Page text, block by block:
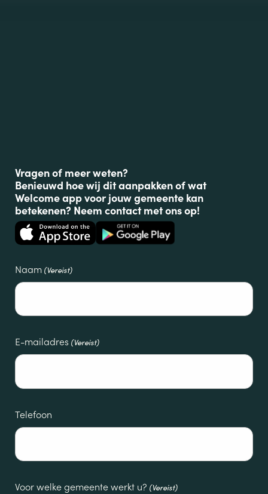
Vragen of meer weten?
Benieuwd hoe wij dit aanpakken of wat
Welcome app voor jouw gemeente kan
betekenen? Neem contact met ons op!
Naam (Vereist)
E-mailadres (Vereist)
Telefoon
Voor welke gemeente werkt u? (Vereist)